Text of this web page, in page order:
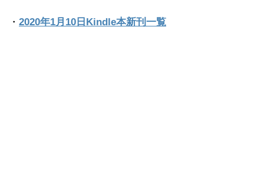
・ 2020年1月10日Kindle本新刊一覧